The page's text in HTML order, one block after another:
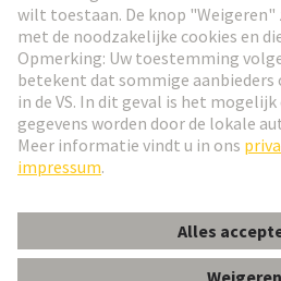
© HARTING Technology Group